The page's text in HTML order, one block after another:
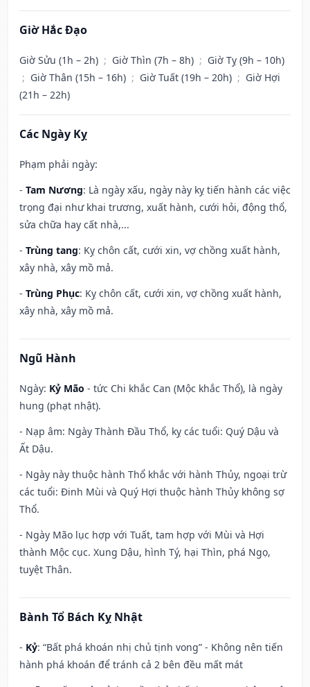
Giờ Hắc Đạo
Giờ Sửu (1h – 2h) ; Giờ Thìn (7h – 8h) ; Giờ Tỵ (9h – 10h)
; Giờ Thân (15h – 16h) ; Giờ Tuất (19h – 20h) ; Giờ Hợi
(21h – 22h)
Các Ngày Kỵ
Phạm phải ngày:
- Tam Nương: Là ngày xấu, ngày này kỵ tiến hành các việc
trọng đại như khai trương, xuất hành, cưới hỏi, động thổ,
sửa chữa hay cất nhà,...
- Trùng tang: Kỵ chôn cất, cưới xin, vợ chồng xuất hành,
xây nhà, xây mồ mả.
- Trùng Phục: Kỵ chôn cất, cưới xin, vợ chồng xuất hành,
xây nhà, xây mồ mả.
Ngũ Hành
Ngày: Kỷ Mão - tức Chi khắc Can (Mộc khắc Thổ), là ngày
hung (phạt nhật).
- Nạp âm: Ngày Thành Đầu Thổ, kỵ các tuổi: Quý Dậu và
Ất Dậu.
- Ngày này thuộc hành Thổ khắc với hành Thủy, ngoại trừ
các tuổi: Đinh Mùi và Quý Hợi thuộc hành Thủy không sợ
Thổ.
- Ngày Mão lục hợp với Tuất, tam hợp với Mùi và Hợi
thành Mộc cục. Xung Dậu, hình Tý, hại Thìn, phá Ngọ,
tuyệt Thân.
Bành Tổ Bách Kỵ Nhật
- Kỷ: “Bất phá khoán nhị chủ tịnh vong” - Không nên tiến
hành phá khoán để tránh cả 2 bên đều mất mát